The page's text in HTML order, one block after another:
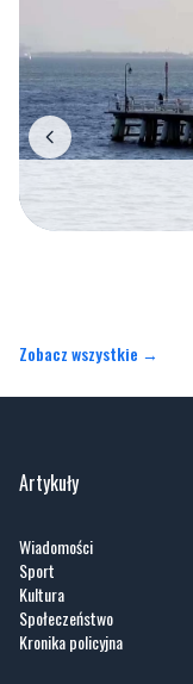
Artykuły
Sport
Kronika policyjna
Zobacz